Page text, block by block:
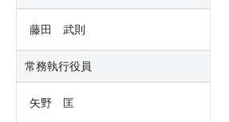
藤田 武則
常務執行役員
矢野 匡